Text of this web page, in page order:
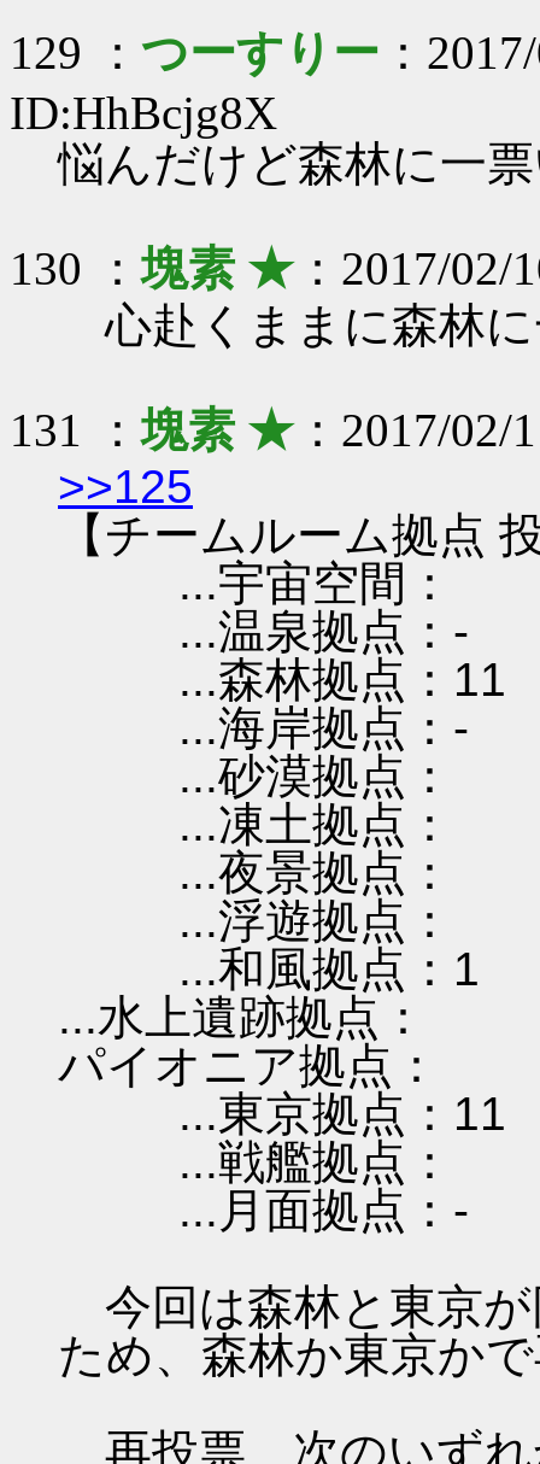
129 ： つーすりー ：
ID:HhBcjg8X
悩んだけど森林に一
130 ：塊素 ★：2017/02/
心赴くままに森林
131 ：塊素 ★：2017/02/
>>125
【チームルーム拠点
...宇宙空間：
...温泉拠点：-
...森林拠点：11
...海岸拠点：-
...砂漠拠点：
...凍土拠点：
...夜景拠点：
...浮遊拠点：
...和風拠点：1
...水上遺跡拠点：
パイオニア拠点：
...東京拠点：11
...戦艦拠点：
...月面拠点：-
今回は森林と東京
ため、森林か東京か
再投票 次のいずれ